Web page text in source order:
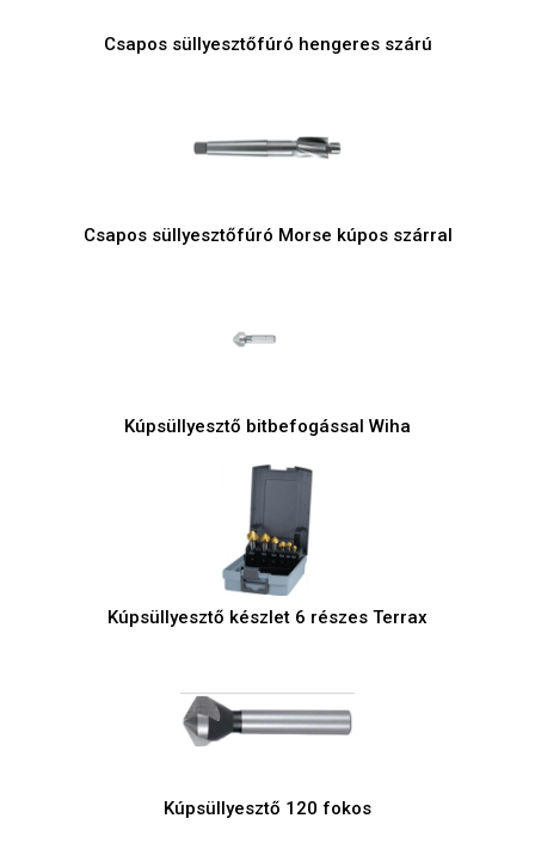
Csapos süllyesztőfúró hengeres szárú
Csapos süllyesztőfúró Morse kúpos szárral
Kúpsüllyesztő bitbefogással Wiha
Kúpsüllyesztő készlet 6 részes Terrax
Kúpsüllyesztő 120 fokos